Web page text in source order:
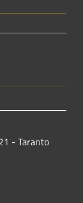
- Taranto